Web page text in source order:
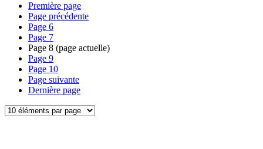
Première page
Page précédente
Page 6
Page 7
Page 8 (page actuelle)
Page 9
Page 10
Page suivante
Dernière page